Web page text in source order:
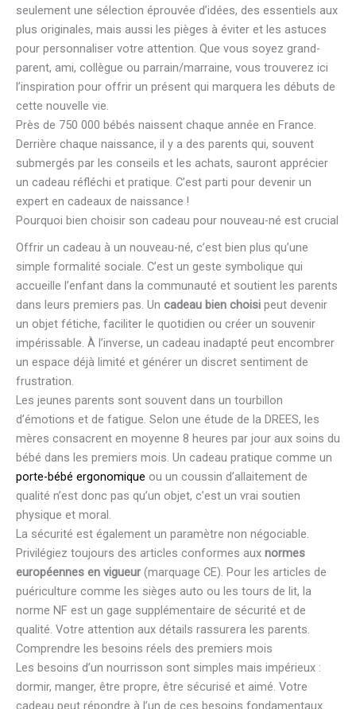
seulement une sélection éprouvée d’idées, des essentiels aux
plus originales, mais aussi les pièges à éviter et les astuces
pour personnaliser votre attention. Que vous soyez grand-
parent, ami, collègue ou parrain/marraine, vous trouverez ici
l’inspiration pour offrir un présent qui marquera les débuts de
cette nouvelle vie.
Près de 750 000 bébés naissent chaque année en France.
Derrière chaque naissance, il y a des parents qui, souvent
submergés par les conseils et les achats, sauront apprécier
un cadeau réfléchi et pratique. C’est parti pour devenir un
expert en cadeaux de naissance !
Pourquoi bien choisir son cadeau pour nouveau-né est crucial
Offrir un cadeau à un nouveau-né, c’est bien plus qu’une
simple formalité sociale. C’est un geste symbolique qui
accueille l’enfant dans la communauté et soutient les parents
dans leurs premiers pas. Un cadeau bien choisi peut devenir
un objet fétiche, faciliter le quotidien ou créer un souvenir
impérissable. À l’inverse, un cadeau inadapté peut encombrer
un espace déjà limité et générer un discret sentiment de
frustration.
Les jeunes parents sont souvent dans un tourbillon
d’émotions et de fatigue. Selon une étude de la DREES, les
mères consacrent en moyenne 8 heures par jour aux soins du
bébé dans les premiers mois. Un cadeau pratique comme un
porte-bébé ergonomique ou un coussin d’allaitement de
qualité n’est donc pas qu’un objet, c’est un vrai soutien
physique et moral.
La sécurité est également un paramètre non négociable.
Privilégiez toujours des articles conformes aux normes
européennes en vigueur (marquage CE). Pour les articles de
puériculture comme les sièges auto ou les tours de lit, la
norme NF est un gage supplémentaire de sécurité et de
qualité. Votre attention aux détails rassurera les parents.
Comprendre les besoins réels des premiers mois
Les besoins d’un nourrisson sont simples mais impérieux :
dormir, manger, être propre, être sécurisé et aimé. Votre
cadeau peut répondre à l’un de ces besoins fondamentaux.